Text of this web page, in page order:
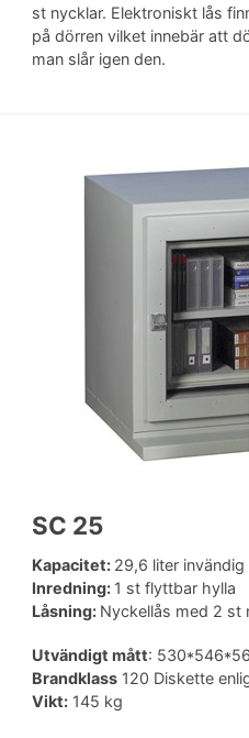
st nycklar. Elektroniskt lås
på dörren vilket innebär att
man slår igen den.
SC 25
Kapacitet: 29,6 liter invändig
Inredning: 1 st flyttbar hylla
Låsning: Nyckellås med 2 st
Utvändigt mått:
Brandklass120 Diskette
Vikt:145 kg